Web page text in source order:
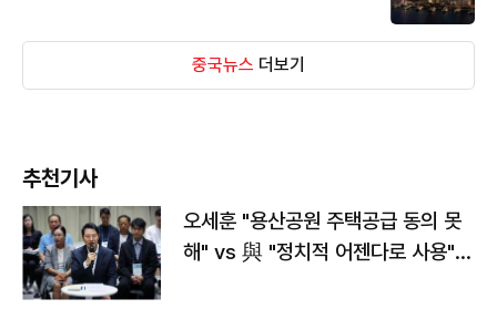
중국뉴스 더보기
추천기사
오세훈 "용산공원 주택공급 동의 못
해" vs 與 "정치적 어젠다로 사용"